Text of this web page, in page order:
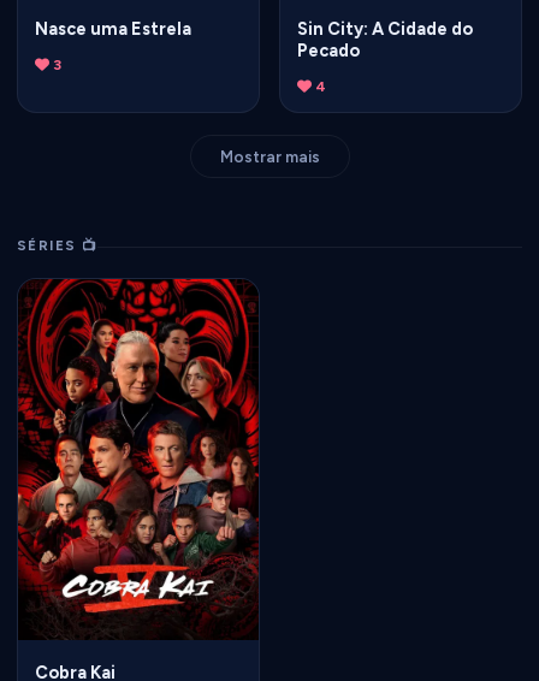
Nasce uma Estrela
3
Sin City: A Cidade do
Pecado
4
Mostrar mais
SÉRIES 📺
Cobra Kai